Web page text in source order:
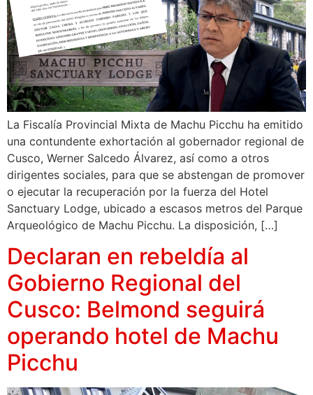
La Fiscalía Provincial Mixta de Machu Picchu ha emitido
una contundente exhortación al gobernador regional de
Cusco, Werner Salcedo Álvarez, así como a otros
dirigentes sociales, para que se abstengan de promover
o ejecutar la recuperación por la fuerza del Hotel
Sanctuary Lodge, ubicado a escasos metros del Parque
Arqueológico de Machu Picchu. La disposición, […]
Declaran en rebeldía al
Gobierno Regional del
Cusco: Belmond seguirá
operando hotel de Machu
Picchu